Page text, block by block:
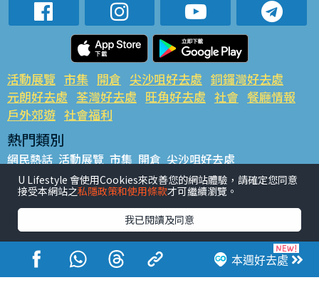
本週好去處
活動展覽 市集 開倉 尖沙咀好去處 銅鑼灣好去處
元朗好去處 荃灣好去處 旺角好去處 社會 餐廳情報
戶外郊遊 社會福利
熱門類別
網民熱話 活動展覽 市集 開倉 尖沙咀好去處
銅鑼灣好去處 元朗好去處 荃灣好去處 旺角好去處 社會
餐廳情報 戶外郊遊
熱門標籤
#UGO搵好去處 #人氣活動推介 #美食社群熱話
#親子玩樂好去處
#ULifestyle應用程式
#限時搶
#UJetso禮物放送
#ULifestyle商戶中心 #著數 #網絡熱話
U Lifestyle 會使用Cookies來改善您的網站體驗，請確定您同意
接受本網站之私隱政策和使用條款才可繼續瀏覽。
我已閱讀及同意